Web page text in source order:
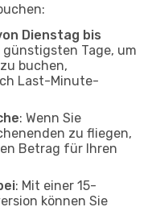
Dienstag bis
günstigsten Tage, um
buchen,
Last-Minute-
: Wenn Sie
zu fliegen,
Betrag für Ihren
: Mit einer 15-
können Sie